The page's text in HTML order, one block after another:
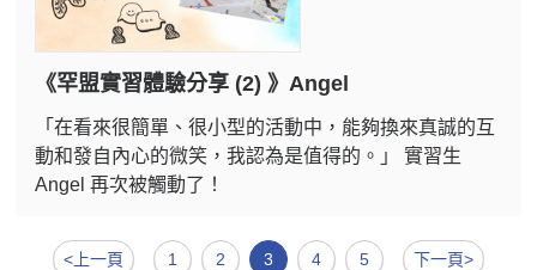
《罕盟實習體驗分享 (2) 》Angel
「在看來很簡單、很小型的活動中，能夠換來真誠的互
動和發自內心的微笑，我認為是值得的。」 實習生
Angel 再次被觸動了！
<上一頁 1 2 3 4 5 下一頁>